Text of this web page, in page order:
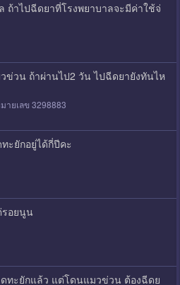
ถ้าไปฉีดยาที่โรงพยาบาลจะมีค่าใช้จ่
ข่วน ถ้าผ่านไป2 วัน ไปฉีดยายังทันไห
ายเลข 3298883
ยักอยู่ได้กี่ปีคะ
อยนูน
ทะยักแล้ว แต่โดนแมวข่วน ต้องฉีดย